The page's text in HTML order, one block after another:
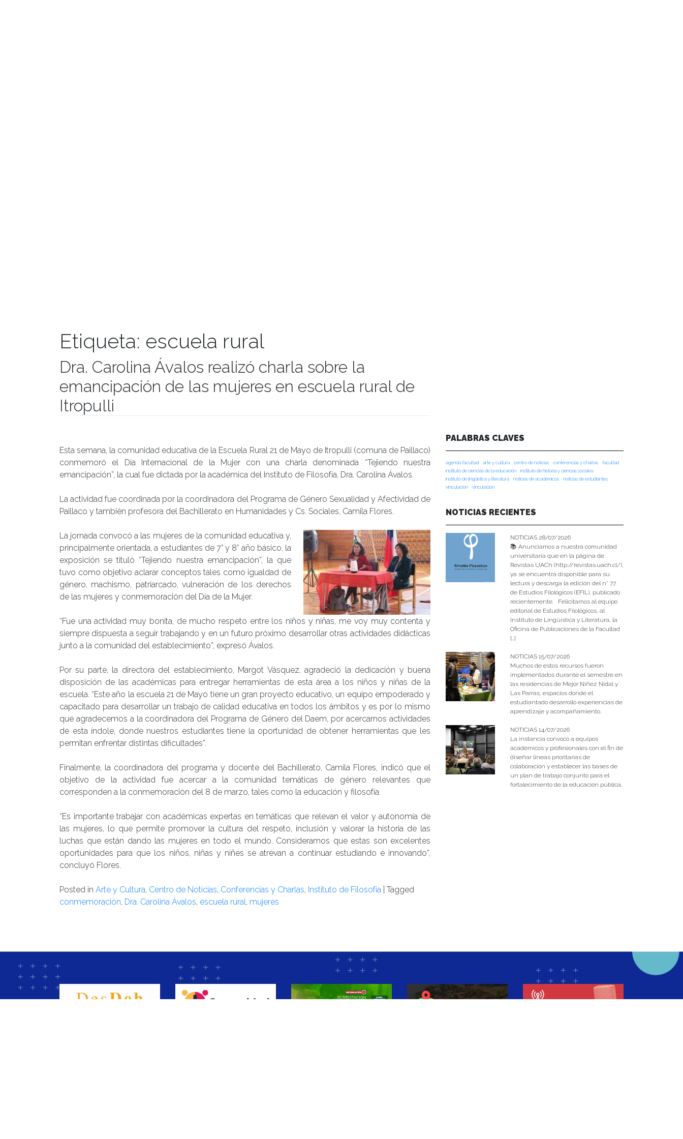
Etiqueta: escuela rural
Dra. Carolina Ávalos realizó charla sobre la
emancipación de las mujeres en escuela rural de
Itropulli
Esta semana, la comunidad educativa de la Escuela Rural 21 de Mayo de Itropulli (comuna de Paillaco)
conmemoró el Día Internacional de la Mujer con una charla denominada “Tejiendo nuestra
emancipación”, la cual fue dictada por la académica del Instituto de Filosofía, Dra. Carolina Ávalos.
La actividad fue coordinada por la coordinadora del Programa de Género Sexualidad y Afectividad de
Paillaco y también profesora del Bachillerato en Humanidades y Cs. Sociales, Camila Flores.
La jornada convocó a las mujeres de la comunidad educativa y,
principalmente orientada, a estudiantes de 7° y 8° año básico, la
exposición se tituló “Tejiendo nuestra emancipación”, la que
tuvo como objetivo aclarar conceptos tales como igualdad de
género, machismo, patriarcado, vulneración de los derechos
de las mujeres y conmemoración del Día de la Mujer.
“Fue una actividad muy bonita, de mucho respeto entre los niños y niñas, me voy muy contenta y
siempre dispuesta a seguir trabajando y en un futuro próximo desarrollar otras actividades didácticas
junto a la comunidad del establecimiento”, expresó Ávalos.
Por su parte, la directora del establecimiento, Margot Vásquez, agradeció la dedicación y buena
disposición de las académicas para entregar herramientas de esta área a los niños y niñas de la
escuela. “Este año la escuela 21 de Mayo tiene un gran proyecto educativo, un equipo empoderado y
capacitado para desarrollar un trabajo de calidad educativa en todos los ámbitos y es por lo mismo
que agradecemos a la coordinadora del Programa de Género del Daem, por acercarnos actividades
de esta índole, donde nuestros estudiantes tiene la oportunidad de obtener herramientas que les
permitan enfrentar distintas dificultades”.
Finalmente, la coordinadora del programa y docente del Bachillerato, Camila Flores, indicó que el
objetivo de la actividad fue acercar a la comunidad temáticas de género relevantes que
corresponden a la conmemoración del 8 de marzo, tales como la educación y filosofía.
“Es importante trabajar con académicas expertas en temáticas que relevan el valor y autonomía de
las mujeres, lo que permite promover la cultura del respeto, inclusión y valorar la historia de las
luchas que están dando las mujeres en todo el mundo. Consideramos que estas son excelentes
oportunidades para que los niños, niñas y niñes se atrevan a continuar estudiando e innovando”,
concluyó Flores.
Posted in Arte y Cultura, Centro de Noticias, Conferencias y Charlas, Instituto de Filosofía Tagged
conmemoración, Dra. Carolina Ávalos, escuela rural, mujeres
PALABRAS CLAVES
agenda facultad arte y cultura centro de noticias conferencias y charlas
facultad
instituto de ciencias de la educación
instituto de historia y ciencias sociales
instituto de lingüística y literatura
noticias de académicos
noticias de estudiantes
vinculacion
vinculación
NOTICIAS RECIENTES
NOTICIAS 28/07/2026
📚 Anunciamos a nuestra comunidad
universitaria que en la página de
Revistas UACh (http://revistas.uach.cl/),
ya se encuentra disponible para su
lectura y descarga la edición del n° 77
de Estudios Filológicos (EFIL), publicado
recientemente. Felicitamos al equipo
editorial de Estudios Filológicos, al
Instituto de Lingüística y Literatura, la
Oficina de Publicaciones de la Facultad
[…]
NOTICIAS 15/07/2026
Muchos de estos recursos fueron
implementados durante el semestre en
las residencias de Mejor Niñez Nidal y
Las Parras, espacios donde el
estudiantado desarrolló experiencias de
aprendizaje y acompañamiento.
NOTICIAS 14/07/2026
La instancia convocó a equipos
académicos y profesionales con el fin de
diseñar líneas prioritarias de
colaboración y establecer las bases de
un plan de trabajo conjunto para el
fortalecimiento de la educación pública.